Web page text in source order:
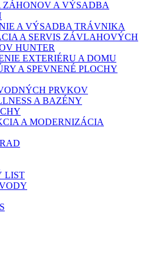
ZÁHONOV A VÝSADBA
A VÝSADBA TRÁVNIKA
A SERVIS ZÁVLAHOVÝCH
HUNTER
EXTERIÉRU A DOMU
A SPEVNENÉ PLOCHY
PRVKOV
A BAZÉNY
A MODERNIZÁCIA
LIST